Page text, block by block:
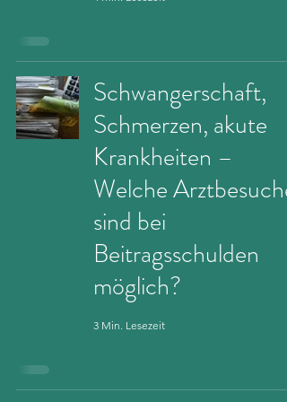
Schwangerschaft,
Schmerzen, akute
Krankheiten –
Welche Arztbesuche
sind bei
Beitragsschulden
möglich?
3 Min. Lesezeit